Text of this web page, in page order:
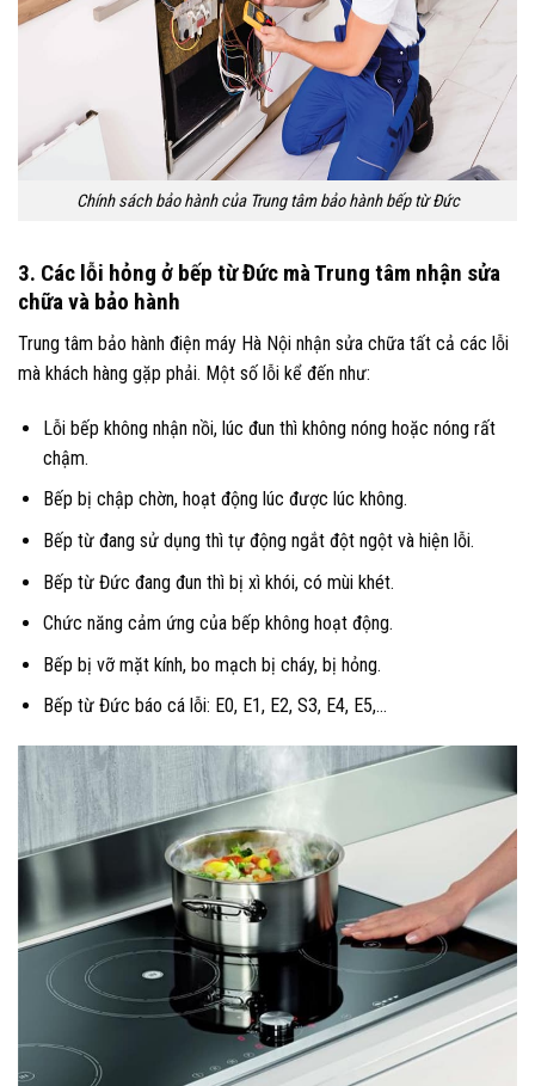
Chính sách bảo hành của Trung tâm bảo hành bếp từ Đức
3. Các lỗi hỏng ở bếp từ Đức mà Trung tâm nhận sửa
chữa và bảo hành
Trung tâm bảo hành điện máy Hà Nội nhận sửa chữa tất cả các lỗi
mà khách hàng gặp phải. Một số lỗi kể đến như:
Lỗi bếp không nhận nồi, lúc đun thì không nóng hoặc nóng rất
chậm.
Bếp bị chập chờn, hoạt động lúc được lúc không.
Bếp từ đang sử dụng thì tự động ngắt đột ngột và hiện lỗi.
Bếp từ Đức đang đun thì bị xì khói, có mùi khét.
Chức năng cảm ứng của bếp không hoạt động.
Bếp bị vỡ mặt kính, bo mạch bị cháy, bị hỏng.
Bếp từ Đức báo cá lỗi: E0, E1, E2, S3, E4, E5,…